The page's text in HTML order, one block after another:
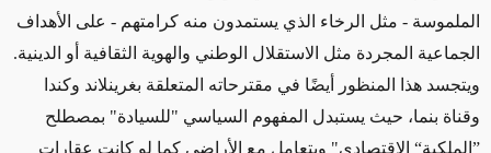
الملموسة - مثل الرخاء الذي يستمدون منه كرامتهم - على الأهداف
الجماعية المجردة مثل الاستقلال الوطني والهوية الثقافية أو الدينية.
ويتجسد هذا المنظور أيضًا في مقترحاته المتعلقة بغرينلاند وكندا
وقناة بنما، حيث يستبدل المفهوم السياسي "للسيادة" بمصطلح
”الملكية“ الاقتصادي" ويتعامل مع الأراضي كما لو كانت عقارات